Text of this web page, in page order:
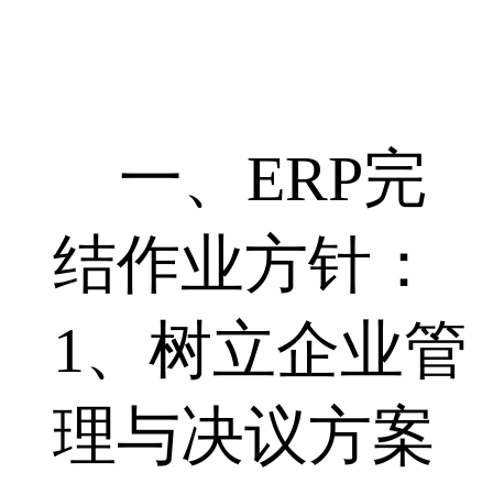
一、ERP完
结作业方针：
1、树立企业管
理与决议方案